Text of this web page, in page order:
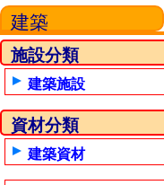
建築
施設分類
建築施設
資材分類
建築資材